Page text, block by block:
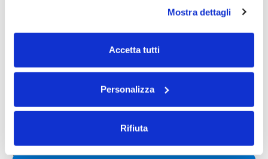
Mostra dettagli
Accetta tutti
Personalizza
Rifiuta
Controllo qualità e finitura
lamiera
controlli di qualità. I pezzi realizzati sono verificati
profilo del prodotto e lo confronta con il disegno
tecnico, assicurando la massima conformità alle
utilizziamo buratti per i pezzi più piccoli e sbavatrici
una finitura perfetta e precisa.